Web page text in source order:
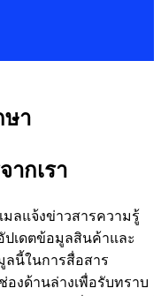
ษา
ากเรา
มลแจ้งข่าวสารความรู้
อัปเดตข้อมูลสินค้าและ
ลนี้ในการสื่อสาร
งด้านล่างเพื่อรับทราบ